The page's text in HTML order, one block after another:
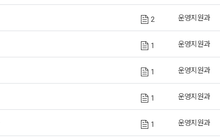
2 운영지원과
1 운영지원과
1 운영지원과
1 운영지원과
1 운영지원과